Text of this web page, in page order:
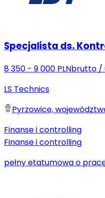
Specjalista ds.
8 350 - 9 000 PLNbrutto /
LS Technics
Pyrzowice,
Finanse i controlling
Finanse i controlling
pełny etatumowa o